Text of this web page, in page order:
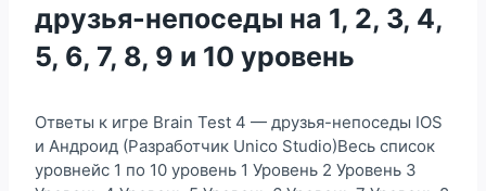
друзья-непоседы на 1, 2, 3, 4,
5, 6, 7, 8, 9 и 10 уровень
Ответы к игре Brain Test 4 — друзья-непоседы IOS
и Андроид (Разработчик Unico Studio)Весь список
уровнейс 1 по 10 уровень 1 Уровень 2 Уровень 3